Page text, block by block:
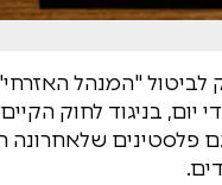
"המנהל
יום, בניגוד לחוק
פלסטינים שלאחרונה